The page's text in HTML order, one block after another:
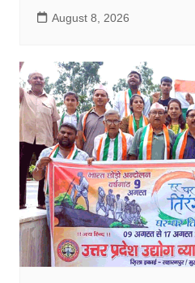
August 8, 2026